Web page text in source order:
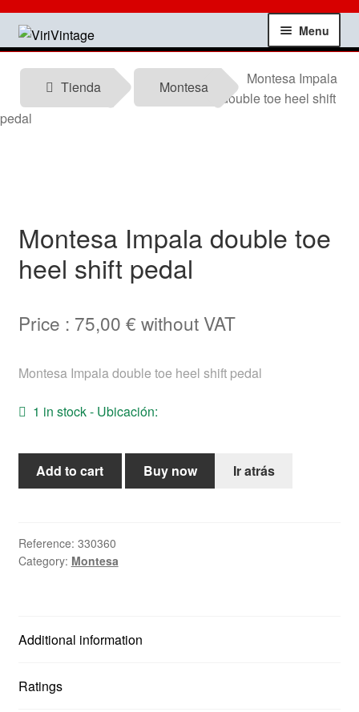
Skip
to
Skip
to
Menu
Shop
My account
News
offers
Help
Tienda Montesa
Montesa Impala
double toe heel shift
pedal
Montesa Impala double toe
heel shift pedal
Price : 75,00 € without VAT
Montesa Impala double toe heel shift pedal
1 in stock - Ubicación:
Montesa
heel
shift
Add to cart Buy now Ir atrás
Reference: 330360
Category: Montesa
Additional information
Ratings